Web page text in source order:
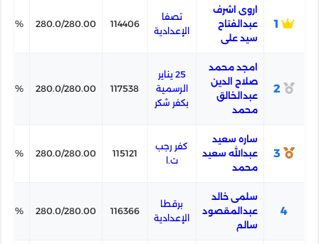
اروى اشرف
عبدالفتاح
سيد على
تصفا
الإعدادية
114406
280.0/280.00
2
امجد محمد
صلاح الدين
عبدالخالق
محمد
25 يناير
الرسمية
بكفر شكر
117538
280.0/280.00
ساره سعيد
عبدالله سعيد
محمد
كفر رجب
ت.ا
115121
280.0/280.00
4
سلمى خالد
عبدالمقصود
سالم
برقطا
الإعدادية
116366
280.0/280.00